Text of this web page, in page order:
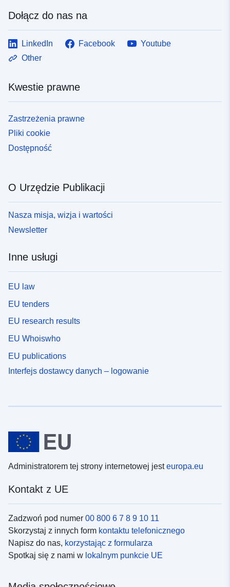
Dołącz do nas na
LinkedIn Facebook
Youtube
Other
Kwestie prawne
Zastrzeżenia prawne
Pliki cookie
Dostępność
O Urzędzie Publikacji
Nasza misja, wizja i wartości
Newsletter
Inne usługi
EU law
EU tenders
EU research results
EU Whoiswho
EU publications
Interfejs dostawcy danych – logowanie
Administratorem tej strony internetowej jesteuropa.eu
Kontakt z UE
Zadzwoń pod numer 00 800 6 7 8 9 10 11
Skorzystaj z innych form kontaktu telefonicznego
Napisz do nas, korzystając z formularza
Spotkaj się z nami w lokalnym punkcie UE